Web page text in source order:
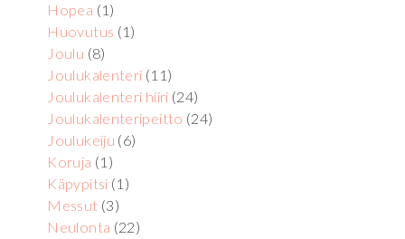
Hopea (1)
Huovutus (1)
Joulu (8)
Joulukalenteri (11)
Joulukalenteri hiiri (24)
Joulukalenteripeitto (24)
Joulukeiju (6)
Koruja (1)
Käpypitsi (1)
Messut (3)
Neulonta (22)